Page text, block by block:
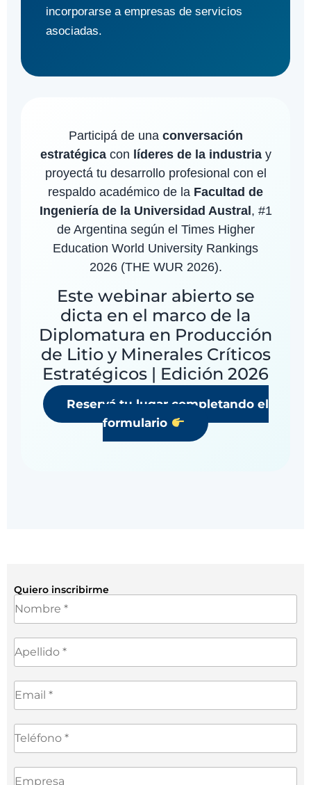
incorporarse a empresas de servicios
asociadas.
Participá de una conversación
estratégicacon líderes de la industriay
proyectá tu desarrollo profesional con el
respaldo académico de la Facultad de
Ingeniería de la Universidad Austral, #1
de Argentina según el Times Higher
Education World University Rankings
2026 (THE WUR 2026).
Este webinar abierto se
dicta en el marco de la
Diplomatura en Producción
de Litio y Minerales Críticos
Estratégicos | Edición 2026
Reservá tu lugar completando el
formulario
Quiero inscribirme